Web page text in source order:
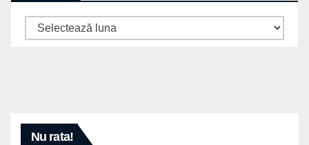
Arhive
Nu rata!